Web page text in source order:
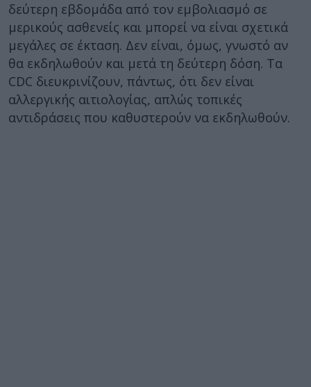
δεύτερη εβδομάδα από τον εμβολιασμό σε
μερικούς ασθενείς και μπορεί να είναι σχετικά
μεγάλες σε έκταση. Δεν είναι, όμως, γνωστό αν
θα εκδηλωθούν και μετά τη δεύτερη δόση. Τα
CDC διευκρινίζουν, πάντως, ότι δεν είναι
αλλεργικής αιτιολογίας, απλώς τοπικές
αντιδράσεις που καθυστερούν να εκδηλωθούν.